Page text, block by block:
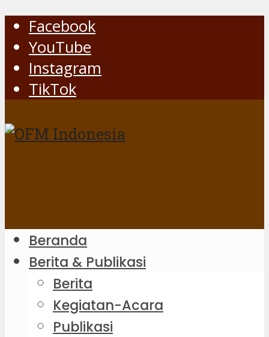
Facebook
YouTube
Instagram
TikTok
Beranda
Berita & Publikasi
Berita
Kegiatan-Acara
Publikasi